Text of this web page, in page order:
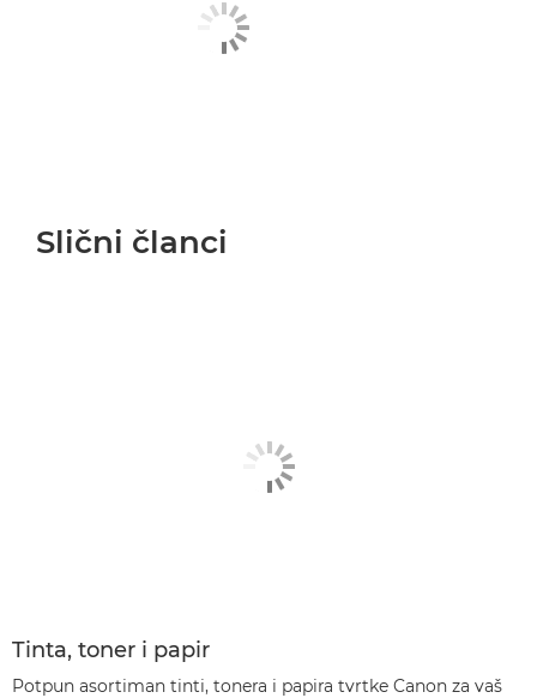
Slični članci
Tinta, toner i papir
Potpun asortiman tinti, tonera i papira tvrtke Canon za vaš